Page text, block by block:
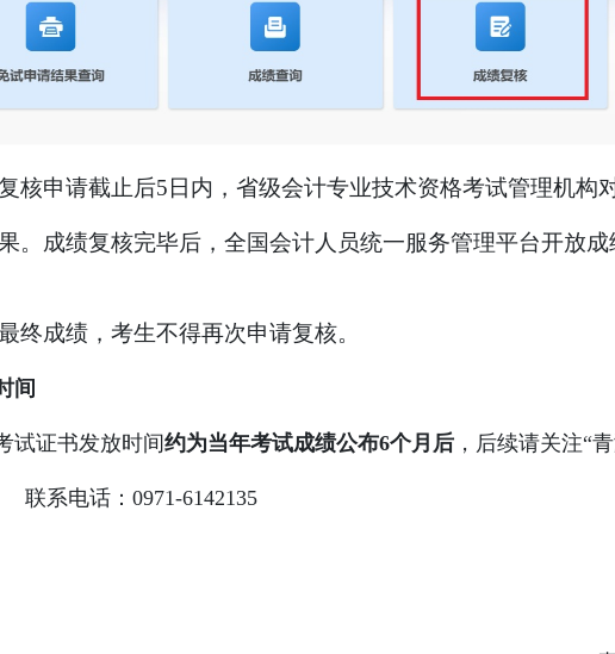
核申请截止后5日内，省级会计专业技术资格考试管理机构
。成绩复核完毕后，全国会计人员统一服务管理平台开放
终成绩，考生不得再次申请复核。
间
试证书发放时间约为当年考试成绩公布6个月后 ，后续请关注“
电话：0971-6142135